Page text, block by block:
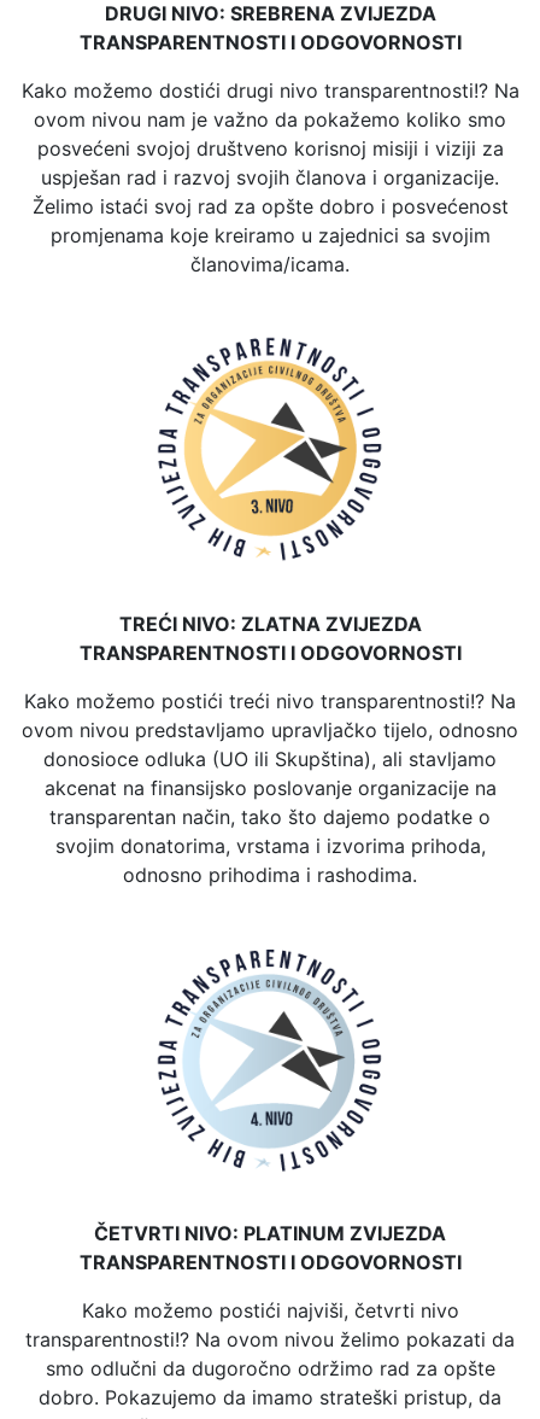
DRUGI NIVO: SREBRENA ZVIJEZDA
TRANSPARENTNOSTI I ODGOVORNOSTI
Kako možemo dostići drugi nivo transparentnosti!? Na
ovom nivou nam je važno da pokažemo koliko smo
posvećeni svojoj društveno korisnoj misiji i viziji za
uspješan rad i razvoj svojih članova i organizacije.
Želimo istaći svoj rad za opšte dobro i posvećenost
promjenama koje kreiramo u zajednici sa svojim
članovima/icama.
TREĆI NIVO: ZLATNA ZVIJEZDA
TRANSPARENTNOSTI I ODGOVORNOSTI
Kako možemo postići treći nivo transparentnosti!? Na
ovom nivou predstavljamo upravljačko tijelo, odnosno
donosioce odluka (UO ili Skupština), ali stavljamo
akcenat na finansijsko poslovanje organizacije na
transparentan način, tako što dajemo podatke o
svojim donatorima, vrstama i izvorima prihoda,
odnosno prihodima i rashodima.
ČETVRTI NIVO: PLATINUM ZVIJEZDA
TRANSPARENTNOSTI I ODGOVORNOSTI
Kako možemo postići najviši, četvrti nivo
transparentnosti!? Na ovom nivou želimo pokazati da
smo odlučni da dugoročno održimo rad za opšte
dobro. Pokazujemo da imamo strateški pristup, da